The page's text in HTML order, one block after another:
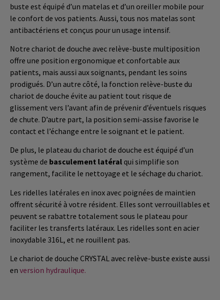
buste est équipé d’un matelas et d’un oreiller mobile pour
le confort de vos patients. Aussi, tous nos matelas sont
antibactériens et conçus pour un usage intensif.
Notre chariot de douche avec relève-buste multiposition
offre une position ergonomique et confortable aux
patients, mais aussi aux soignants, pendant les soins
prodigués. D’un autre côté, la fonction relève-buste du
chariot de douche évite au patient tout risque de
glissement vers l’avant afin de prévenird’éventuels risques
de chute. D’autre part, la position semi-assise favorise le
contact et l’échange entre le soignant et le patient.
De plus, le plateau du chariot de douche est équipé d’un
système de basculement latéralqui simplifie son
rangement, facilite le nettoyage et le séchage du chariot.
Les ridelles latérales en inox avec poignées de maintien
offrent sécurité à votre résident. Elles sont verrouillables et
peuvent se rabattre totalement sous le plateau pour
faciliter les transferts latéraux. Les ridelles sont en acier
inoxydable 316L, et ne rouillent pas.
Le chariot de douche CRYSTALavec relève-buste existe aussi
en version hydraulique.